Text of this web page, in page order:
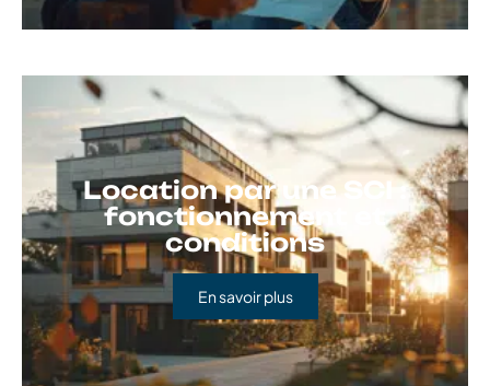
Location par une SCI :
fonctionnement et
conditions
En savoir plus